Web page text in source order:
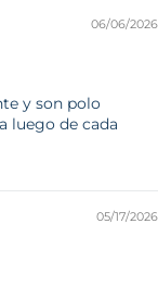
06/06/2026
y son polo
luego de cada
05/17/2026